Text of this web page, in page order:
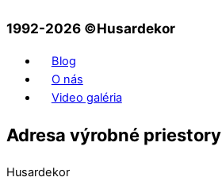
1992-2026 ©️Husardekor
Blog
O nás
Video galéria
Adresa výrobné priestory
Husardekor